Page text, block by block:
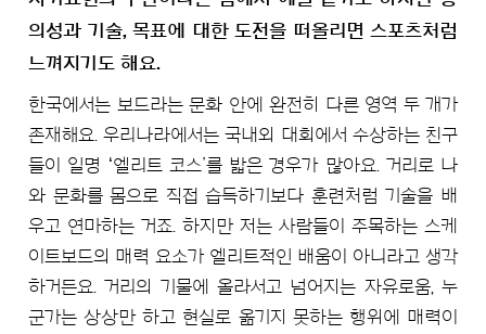
의성과 기술, 목표에 대한 도전을 떠올리면 스포츠처럼
느껴지기도 해요.
한국에서는 보드라는 문화 안에 완전히 다른 영역 두 개가
존재해요. 우리나라에서는 국내외 대회에서 수상하는 친구
들이 일명 ʻ엘리트 코스’를 밟은 경우가 많아요. 거리로 나
와 문화를 몸으로 직접 습득하기보다 훈련처럼 기술을 배
우고 연마하는 거죠. 하지만 저는 사람들이 주목하는 스케
이트보드의 매력 요소가 엘리트적인 배움이 아니라고 생각
하거든요. 거리의 기물에 올라서고 넘어지는 자유로움, 누
군가는 상상만 하고 현실로 옮기지 못하는 행위에 매력이